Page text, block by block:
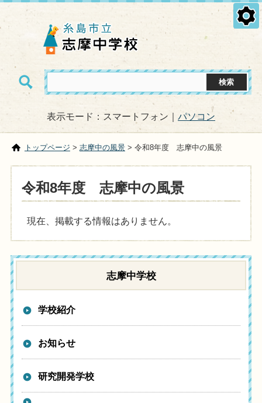
表示モード：スマートフォン｜ パソコン
トップページ > 志摩中の風景> 令和8年度 志摩中の風景
令和8年度 志摩中の風景
現在、掲載する情報はありません。
志摩中学校
学校紹介
お知らせ
研究開発学校